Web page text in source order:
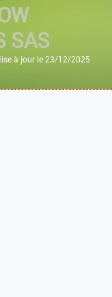
SAS
à jour le 23/12/2025